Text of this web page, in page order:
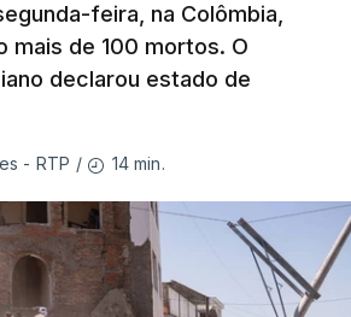
feira, na Colômbia,
mais de 100 mortos. O
declarou estado de
- RTP / 14 min.